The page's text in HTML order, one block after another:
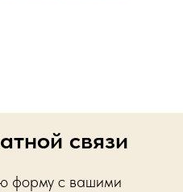
связи
форму с вашими